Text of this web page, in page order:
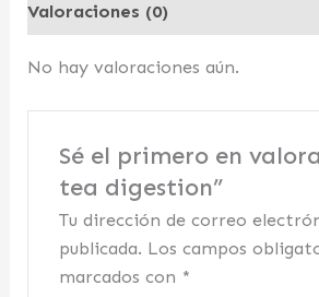
Valoraciones (0)
No hay valoraciones aún.
Sé el primero en
tea digestion”
Tu dirección de correo
publicada. Los campos
marcados con *